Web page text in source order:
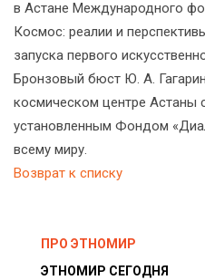
в Астане Международного
Космос: реалии и
запуска первого
Бронзовый бюст Ю. А.
космическом центре Астаны
установленным Фондом
всему миру.
Возврат к списку
ПРО ЭТНОМИР
ЭТНОМИР СЕГОДНЯ